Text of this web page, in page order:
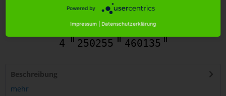
4 250255 460135
Beschreibung
mehr
Powered by
Impressum Datenschutzerklärung